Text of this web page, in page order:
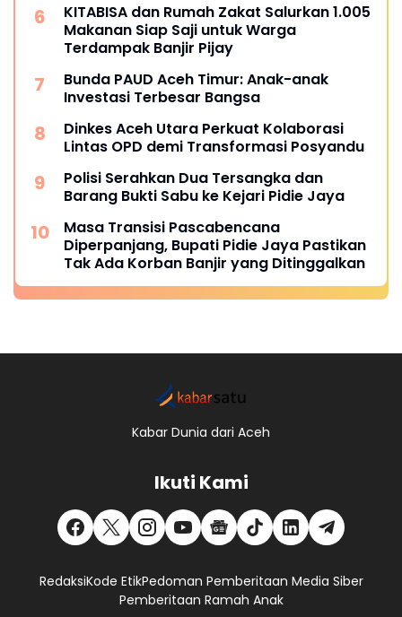
KITABISA dan Rumah Zakat Salurkan 1.005
Makanan Siap Saji untuk Warga
Terdampak Banjir Pijay
Bunda PAUD Aceh Timur: Anak-anak
Investasi Terbesar Bangsa
Dinkes Aceh Utara Perkuat Kolaborasi
Lintas OPD demi Transformasi Posyandu
Polisi Serahkan Dua Tersangka dan
Barang Bukti Sabu ke Kejari Pidie Jaya
Masa Transisi Pascabencana
Diperpanjang, Bupati Pidie Jaya Pastikan
Tak Ada Korban Banjir yang Ditinggalkan
Kabar Dunia dari Aceh
Ikuti Kami
RedaksiKode EtikPedoman Pemberitaan Media Siber
Pemberitaan Ramah Anak